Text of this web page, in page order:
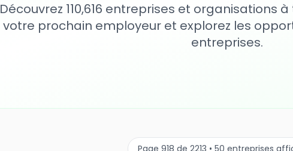
Découvrez 110,616 entreprises et organisations
votre prochain employeur et explorez les
entreprises.
Page 918 de 2213 • 50 entreprises